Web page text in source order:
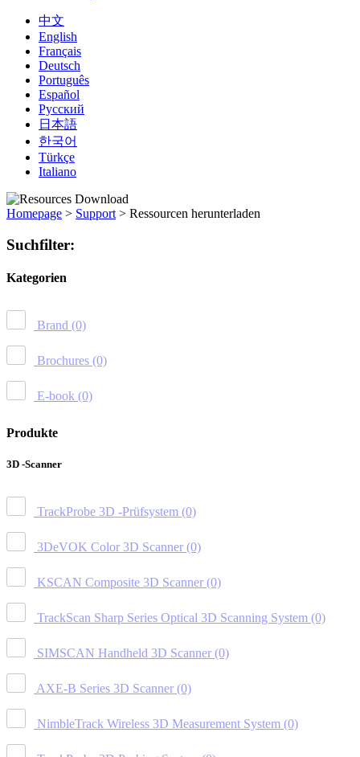
中文
English
Français
Deutsch
Português
Español
Русский
日本語
한국어
Türkçe
Italiano
Homepage > Support > Ressourcen herunterladen
Suchfilter:
Kategorien
Brand (0)
Brochures (0)
E-book (0)
Produkte
3D -Scanner
TrackProbe 3D -Prüfsystem (0)
3DeVOK Color 3D Scanner (0)
KSCAN Composite 3D Scanner (0)
TrackScan Sharp Series Optical 3D Scanning System (0)
SIMSCAN Handheld 3D Scanner (0)
AXE-B Series 3D Scanner (0)
NimbleTrack Wireless 3D Measurement System (0)